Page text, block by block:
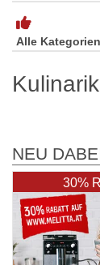
Alle Kategorien
NEU
30%